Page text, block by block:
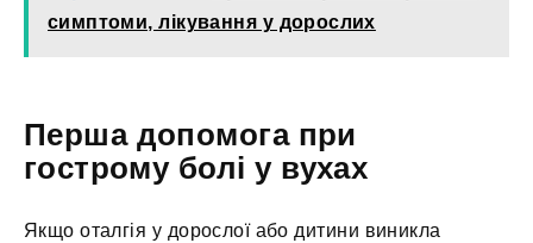
симптоми, лікування у дорослих
Перша допомога при
гострому болі у вухах
Якщо оталгія у дорослої або дитини виникла